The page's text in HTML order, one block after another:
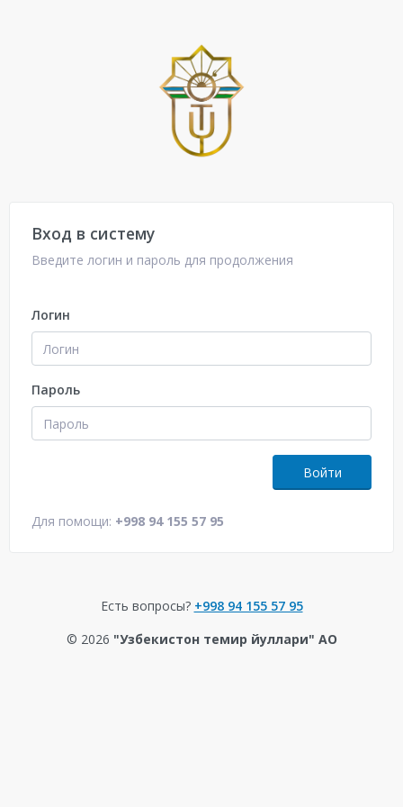
Вход в систему
Введите логин и пароль для продолжения
Логин
Пароль
Войти
Для помощи: +998 94 155 57 95
Есть вопросы? +998 94 155 57 95
© 2026 "Узбекистон темир йуллари" АО